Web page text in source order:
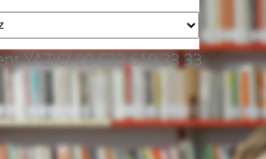
YAZICI 90 533 610 33 33